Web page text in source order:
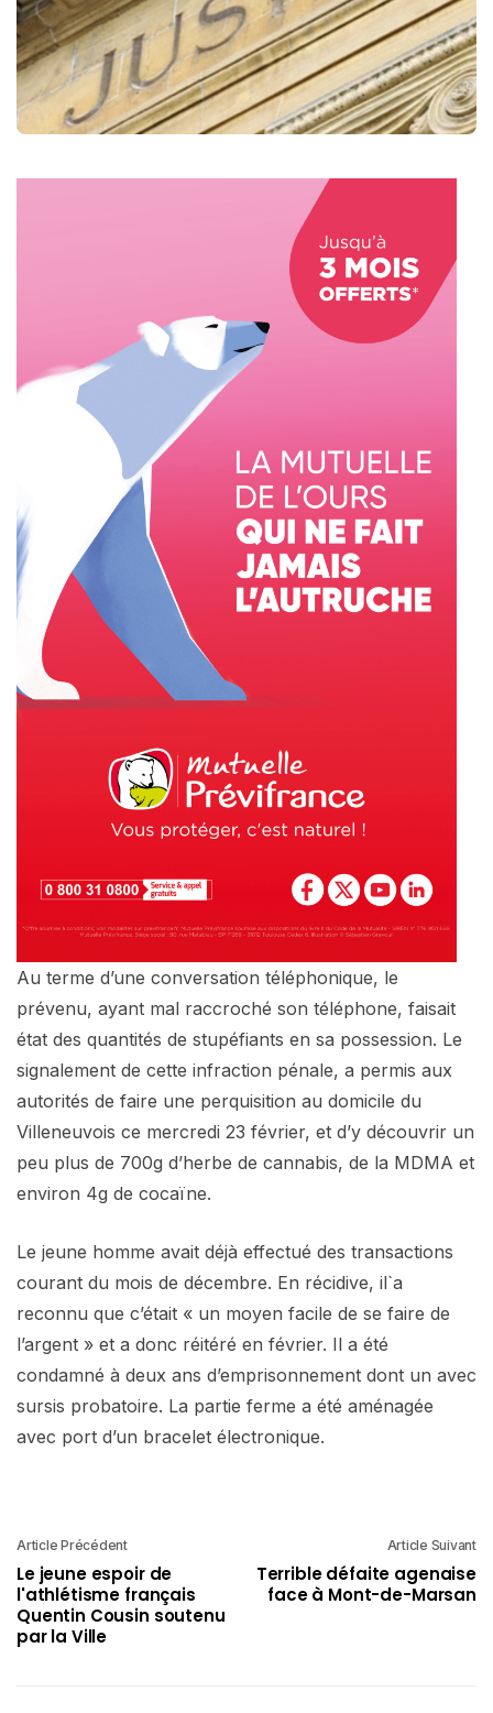
Au terme d’une conversation téléphonique, le
prévenu, ayant mal raccroché son téléphone, faisait
état des quantités de stupéfiants en sa possession. Le
signalement de cette infraction pénale, a permis aux
autorités de faire une perquisition au domicile du
Villeneuvois ce mercredi 23 février, et d’y découvrir un
peu plus de 700g d’herbe de cannabis, de la MDMA et
environ 4g de cocaïne.
Le jeune homme avait déjà effectué des transactions
courant du mois de décembre. En récidive, il`a
reconnu que c’était « un moyen facile de se faire de
l’argent » et a donc réitéré en février. Il a été
condamné à deux ans d’emprisonnement dont un avec
sursis probatoire. La partie ferme a été aménagée
avec port d’un bracelet électronique.
Article Précédent
Le jeune espoir de
l'athlétisme français
Quentin Cousin soutenu
par la Ville
Article Suivant
Terrible défaite agenaise
face à Mont-de-Marsan